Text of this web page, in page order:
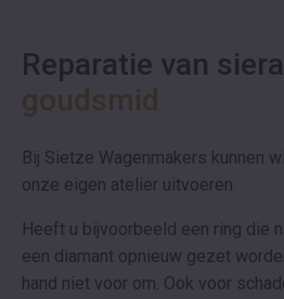
Reparatie van
goudsmid
Bij Sietze Wagenmakers kunnen
onze eigen atelier uitvoeren.
Heeft u bijvoorbeeld een ring die
een diamant opnieuw gezet
hand niet voor om. Ook voor